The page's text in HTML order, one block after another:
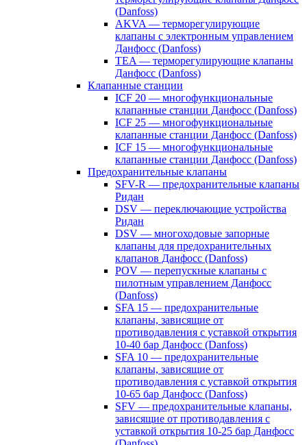
(Danfoss)
AKVA — терморегулирующие
клапаны с электронным управлением
Данфосс (Danfoss)
TEA — терморегулирующие клапаны
Данфосс (Danfoss)
Клапанные станции
ICF 20 — многофункциональные
клапанные станции Данфосс (Danfoss)
ICF 25 — многофункциональные
клапанные станции Данфосс (Danfoss)
ICF 15 — многофункциональные
клапанные станции Данфосс (Danfoss)
Предохранительные клапаны
SFV-R — предохранительные клапаны
Ридан
DSV — переключающие устройства
Ридан
DSV — многоходовые запорные
клапаны для предохранительных
клапанов Данфосс (Danfoss)
POV — перепускные клапаны с
пилотным управлением Данфосс
(Danfoss)
SFA 15 — предохранительные
клапаны, зависящие от
противодавления с уставкой открытия
10-40 бар Данфосс (Danfoss)
SFA 10 — предохранительные
клапаны, зависящие от
противодавления с уставкой открытия
10-65 бар Данфосс (Danfoss)
SFV — предохранительные клапаны,
зависящие от противодавления с
уставкой открытия 10-25 бар Данфосс